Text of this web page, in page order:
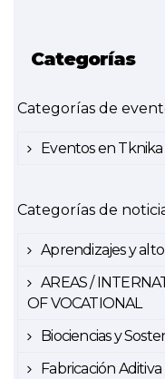
Categorías
Categorías de
Eventos en Tknika
Categorías de
Aprendizajes y
AREAS /
OF VOCATIONAL
Biociencias y
Fabricación